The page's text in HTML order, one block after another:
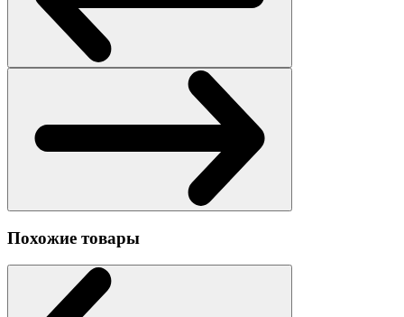
Похожие товары